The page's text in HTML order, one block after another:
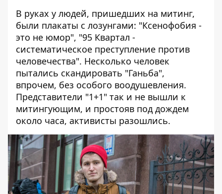
В руках у людей, пришедших на митинг,
были плакаты с лозунгами: "Ксенофобия -
это не юмор", "95 Квартал -
систематическое преступление против
человечества". Несколько человек
пытались скандировать "Ганьба",
впрочем, без особого воодушевления.
Представители "1+1" так и не вышли к
митингующим, и простояв под дождем
около часа, активисты разошлись.